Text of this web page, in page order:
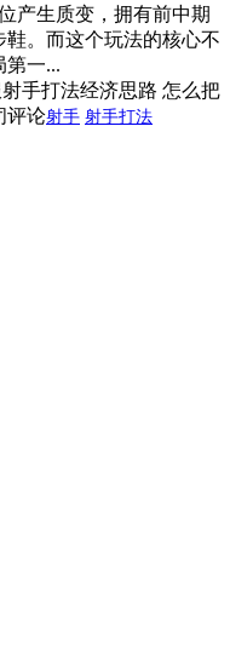
产生质变，拥有前中期
。而这个玩法的核心不
第一...
射手打法经济思路 怎么把
评论射手 射手打法